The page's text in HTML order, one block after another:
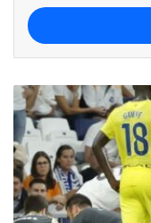
e
o
u
r
m
a
i
l